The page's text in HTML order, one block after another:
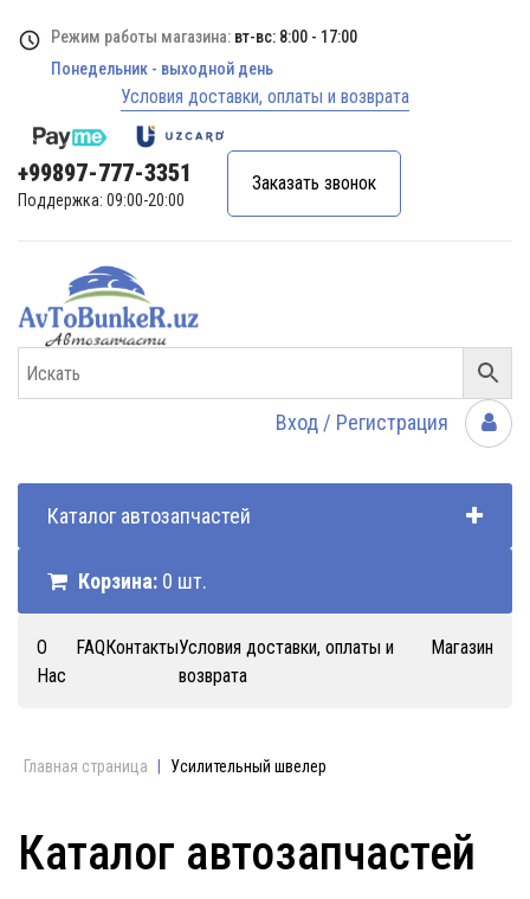
Режим работы магазина: вт-вс: 8:00 - 17:00
Понедельник - выходной день
Условия доставки, оплаты и возврата
+99897-777-3351
Поддержка: 09:00-20:00
Заказать звонок
Вход / Регистрация
Каталог автозапчастей
Корзина: 0 шт.
О
Нас
FAQКонтактыУсловия доставки, оплаты и
возврата
Магазин
Главная страница Усилительный швелер
Каталог автозапчастей